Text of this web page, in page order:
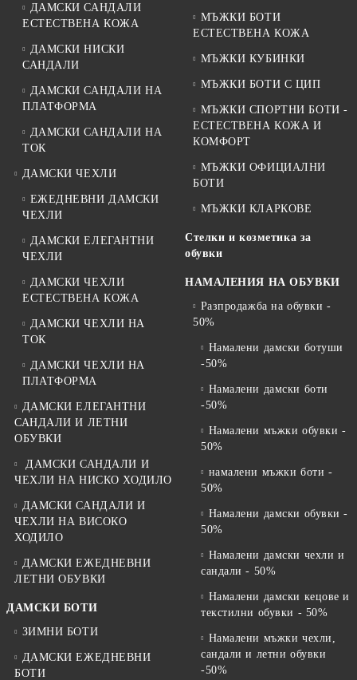
ДАМСКИ САНДАЛИ
ЕСТЕСТВЕНА КОЖА
ДАМСКИ НИСКИ
САНДАЛИ
ДАМСКИ САНДАЛИ НА
ПЛАТФОРМА
ДАМСКИ САНДАЛИ НА
ТОК
ДАМСКИ ЧЕХЛИ
ЕЖЕДНЕВНИ ДАМСКИ
ЧЕХЛИ
ДАМСКИ ЕЛЕГАНТНИ
ЧЕХЛИ
ДАМСКИ ЧЕХЛИ
ЕСТЕСТВЕНА КОЖА
ДАМСКИ ЧЕХЛИ НА
ТОК
ДАМСКИ ЧЕХЛИ НА
ПЛАТФОРМА
ДАМСКИ ЕЛЕГАНТНИ
САНДАЛИ И ЛЕТНИ
ОБУВКИ
ДАМСКИ САНДАЛИ И
ЧЕХЛИ НА НИСКО ХОДИЛО
ДАМСКИ САНДАЛИ И
ЧЕХЛИ НА ВИСОКО
ХОДИЛО
ДАМСКИ ЕЖЕДНЕВНИ
ЛЕТНИ ОБУВКИ
ДАМСКИ БОТИ
ЗИМНИ БОТИ
ДАМСКИ ЕЖЕДНЕВНИ
БОТИ
МЪЖКИ БОТИ
ЕСТЕСТВЕНА КОЖА
МЪЖКИ КУБИНКИ
МЪЖКИ БОТИ С ЦИП
МЪЖКИ СПОРТНИ БОТИ -
ЕСТЕСТВЕНА КОЖА И
КОМФОРТ
МЪЖКИ ОФИЦИАЛНИ
БОТИ
МЪЖКИ КЛАРКОВЕ
Стелки и козметика за
обувки
НАМАЛЕНИЯ НА ОБУВКИ
Разпродажба на обувки -
50%
Намалени дамски ботуши
-50%
Намалени дамски боти
-50%
Намалени мъжки обувки -
50%
намалени мъжки боти -
50%
Намалени дамски обувки -
50%
Намалени дамски чехли и
сандали - 50%
Намалени дамски кецове и
текстилни обувки - 50%
Намалени мъжки чехли,
сандали и летни обувки
-50%